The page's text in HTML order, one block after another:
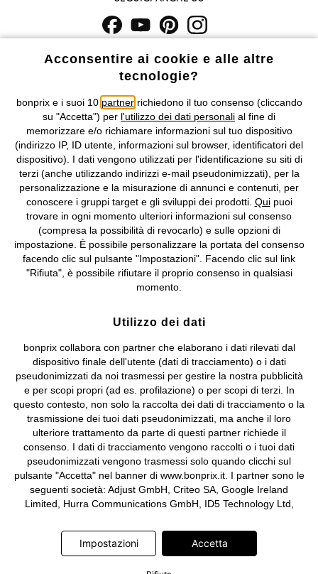
I prezzi sono IVA inclusa. Non includonole spese di spedizione e i
costi di servizio.
Condizioni di vendita Accessibilità
Informativa privacy e cookie Gestione dei cookie
Informazioni legali Diritto di recesso
© 2026 bonprix.
Tutti i diritti riservati.
bonprix S.r.l. con socio unico, sede legale: via Adua 33 - 13855
Valdengo (BI) C.F. 01510910027 - P.I. 01939830020, Reg. Imprese di
Biella n. 01510910027, R.E.A. BI - 171345, N. Reg. Pile:
IT09060P00000858, N. Reg. AEE: IT08020000002105 Capitale
Sociale: euro 1.000.000 i.v, Società soggetta all'attività di direzione
e coordinamento di bonprix Beteiligungs -Verwaltungsgesellschaft
Acconsentire ai cookie e alle altre
tecnologie?
bonprix e i suoi 10 partnerrichiedono il tuo consenso (cliccando
su "Accetta") per l'utilizzo dei dati personali al fine di
memorizzare e/o richiamare informazioni sul tuo dispositivo
(indirizzo IP, ID utente, informazioni sul browser, identificatori del
dispositivo). I dati vengono utilizzati per l'identificazione su siti di
terzi (anche utilizzando indirizzi e-mail pseudonimizzati), per la
personalizzazione e la misurazione di annunci e contenuti, per
conoscere i gruppi target e gli sviluppi dei prodotti. Quipuoi
trovare in ogni momento ulteriori informazioni sul consenso
(compresa la possibilità di revocarlo) e sulle opzioni di
impostazione. È possibile personalizzare la portata del consenso
facendo clic sul pulsante "Impostazioni". Facendo clic sul link
"Rifiuta", è possibile rifiutare il proprio consenso in qualsiasi
momento.
Utilizzo dei dati
bonprix collabora con partner che elaborano i dati rilevati dal
dispositivo finale dell'utente (dati di tracciamento) o i dati
pseudonimizzati da noi trasmessi per gestire la nostra pubblicità
e per scopi propri (ad es. profilazione) o per scopi di terzi. In
questo contesto, non solo la raccolta dei dati di tracciamento o la
trasmissione dei tuoi dati pseudonimizzati, ma anche il loro
ulteriore trattamento da parte di questi partner richiede il
consenso. I dati di tracciamento vengono raccolti o i tuoi dati
pseudonimizzati vengono trasmessi solo quando clicchi sul
pulsante "Accetta" nel banner di www.bonprix.it. I partner sono le
seguenti società: Adjust GmbH, Criteo SA, Google Ireland
Limited, Hurra Communications GmbH, ID5 Technology Ltd,
Limited, Pinterest Europe Limited, RTB-House GmbH, TikTok
Information Technologies UK Limited. Ulteriori informazioni sul
Impostazioni Accetta